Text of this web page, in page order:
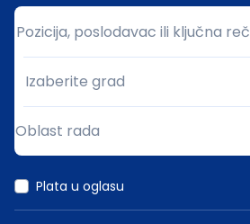
Pozicija, poslodavac ili ključna reč
Pozicija, poslodavac ili ključna reč
Grad
Izaberite grad
Oblast rada
Plata u oglasu